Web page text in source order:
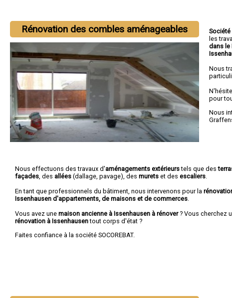
Rénovation des combles aménageables Société
les
dans le
Nous
pour
Nous
Nous effectuons des travaux d'aménagements extérieurstels que des
façades , des allées (dallage, pavage), des murets et des escaliers
En tant que professionnels du bâtiment, nous intervenons pour la
Issenhausen d'appartements, de maisons et de commerces
Vous avez une maison ancienne à Issenhausen à rénover? Vous cherchez
rénovation à Issenhausentout corps d'état ?
Faites confiance à la société SOCOREBAT.